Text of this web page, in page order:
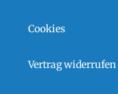
Cookies
Vertrag widerrufen